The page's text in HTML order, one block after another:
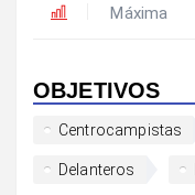
Máxima
OBJETIVOS
Centrocampistas
Delanteros